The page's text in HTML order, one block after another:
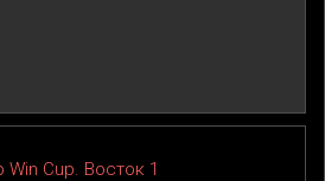
Win Cup. Восток 1